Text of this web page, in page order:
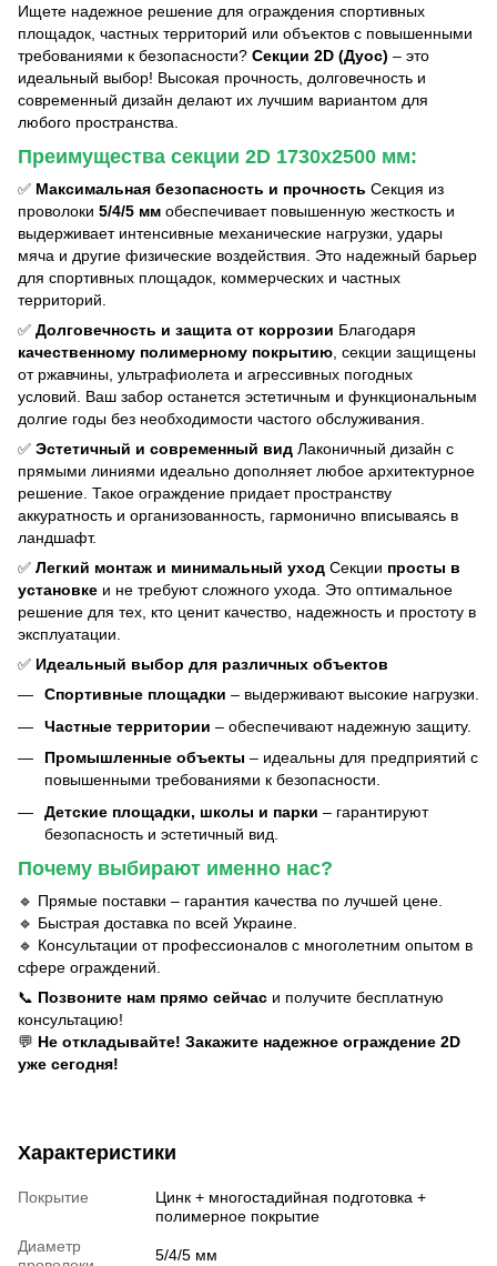
Ищете надежное решение для ограждения спортивных
площадок, частных территорий или объектов с повышенными
требованиями к безопасности? Секции 2D (Дуос) – это
идеальный выбор! Высокая прочность, долговечность и
современный дизайн делают их лучшим вариантом для
любого пространства.
Преимущества секции 2D 1730х2500 мм:
✅ Максимальная безопасность и прочность Секция из
проволоки 5/4/5 мм обеспечивает повышенную жесткость и
выдерживает интенсивные механические нагрузки, удары
мяча и другие физические воздействия. Это надежный барьер
для спортивных площадок, коммерческих и частных
территорий.
✅ Долговечность и защита от коррозии Благодаря
качественному полимерному покрытию, секции защищены
от ржавчины, ультрафиолета и агрессивных погодных
условий. Ваш забор останется эстетичным и функциональным
долгие годы без необходимости частого обслуживания.
✅ Эстетичный и современный вид Лаконичный дизайн с
прямыми линиями идеально дополняет любое архитектурное
решение. Такое ограждение придает пространству
аккуратность и организованность, гармонично вписываясь в
ландшафт.
✅ Легкий монтаж и минимальный уход Секции просты в
установке и не требуют сложного ухода. Это оптимальное
решение для тех, кто ценит качество, надежность и простоту в
эксплуатации.
✅ Идеальный выбор для различных объектов
Спортивные площадки – выдерживают высокие нагрузки.
Частные территории – обеспечивают надежную защиту.
Промышленные объекты – идеальны для предприятий с
повышенными требованиями к безопасности.
Детские площадки, школы и парки – гарантируют
безопасность и эстетичный вид.
Почему выбирают именно нас?
🔹 Прямые поставки – гарантия качества по лучшей цене.
🔹 Быстрая доставка по всей Украине.
🔹 Консультации от профессионалов с многолетним опытом в
сфере ограждений.
📞 Позвоните нам прямо сейчас и получите бесплатную
консультацию!
💬 Не откладывайте! Закажите надежное ограждение 2D
уже сегодня!
Характеристики
Покрытие
Цинк + многостадийная подготовка +
полимерное покрытие
Диаметр
5/4/5 мм